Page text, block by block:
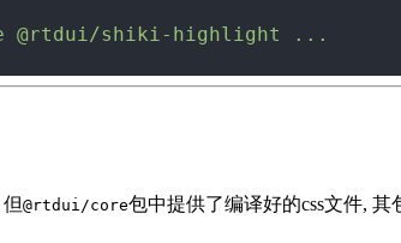
@rtdui/shiki-highlight ...
@rtdui/core包中提供了编译好的css文件, 其